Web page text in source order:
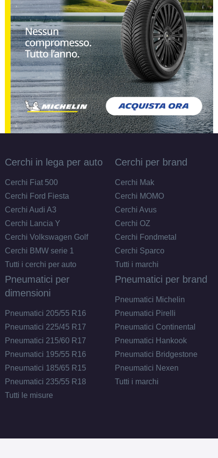
Cerchi in lega per auto
Cerchi Fiat 500
Cerchi Ford Fiesta
Cerchi Audi A3
Cerchi Lancia Y
Cerchi Volkswagen Golf
Cerchi BMW serie 1
Tutti i cerchi per auto
Cerchi per brand
Cerchi Mak
Cerchi MOMO
Cerchi Avus
Cerchi OZ
Cerchi Fondmetal
Cerchi Sparco
Tutti i marchi
Pneumatici per
dimensioni
Pneumatici 205/55 R16
Pneumatici 225/45 R17
Pneumatici 215/60 R17
Pneumatici 195/55 R16
Pneumatici 185/65 R15
Pneumatici 235/55 R18
Tutti le misure
Pneumatici per brand
Pneumatici Michelin
Pneumatici Pirelli
Pneumatici Continental
Pneumatici Hankook
Pneumatici Bridgestone
Pneumatici Nexen
Tutti i marchi